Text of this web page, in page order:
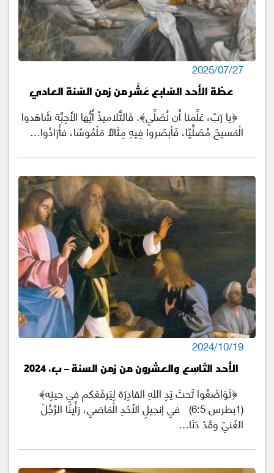
2025/07/27
عظة الأحد السّابع عَشَر من زمن السّنة العادي
﴿يا رَبّ، عَلِّمنا أَن نُصَلِّي﴾. فَالتَّلاميذُ أَيُّها الأَحِبَّة شَاهَدوا
الْمَسيحَ مُصَلِّيًا، فَأبصَروا فِيهِ مِثَالًا مَلْمُوسًا، فأَرَادُوا…
2024/10/19
الأحد التّاسِع والعشرون من زمن السنة – ب، 2024
﴿تَوَاضَعُوا تَحتَ يَدِ اللهِ القادِرَة لِيَرفَعَكم في حينِه﴾
(1بطرس 6:5) في إنجيلِ الأَحَدِ الْمَاضي، رَأَينَا الرَّجُلَ
الغَنيّ وقَدْ دَنَا…